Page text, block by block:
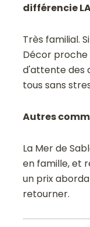
différencie LA
Très familial.
Décor proche
d'attente des
tous sans
Autres
La Mer de
en famille, et
un prix
retourner.